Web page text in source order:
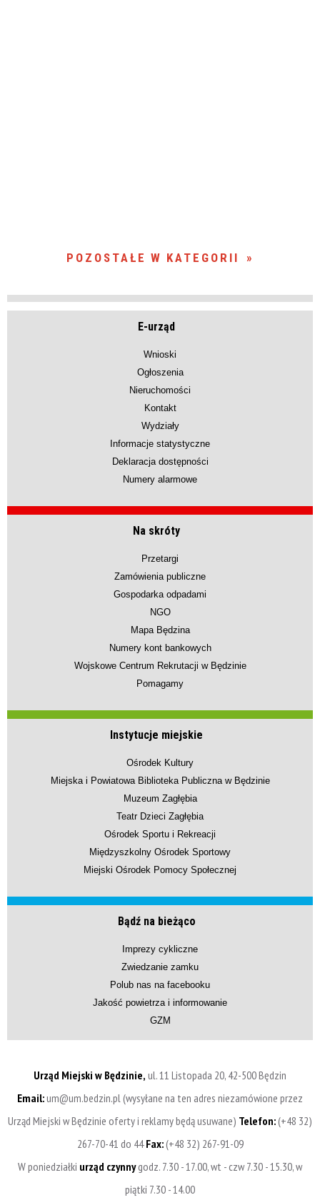
POZOSTAŁE W KATEGORII
E-urząd
Wnioski
Ogłoszenia
Nieruchomości
Kontakt
Wydziały
Informacje statystyczne
Deklaracja dostępności
Numery alarmowe
Na skróty
Przetargi
Zamówienia publiczne
Gospodarka odpadami
NGO
Mapa Będzina
Numery kont bankowych
Wojskowe Centrum Rekrutacji w Będzinie
Pomagamy
Instytucje miejskie
Ośrodek Kultury
Miejska i Powiatowa Biblioteka Publiczna w Będzinie
Muzeum Zagłębia
Teatr Dzieci Zagłębia
Ośrodek Sportu i Rekreacji
Międzyszkolny Ośrodek Sportowy
Miejski Ośrodek Pomocy Społecznej
Bądź na bieżąco
Imprezy cykliczne
Zwiedzanie zamku
Polub nas na facebooku
Jakość powietrza i informowanie
GZM
Urząd Miejski w Będzinie, ul. 11 Listopada 20, 42-500 Będzin
Email:um@um.bedzin.pl (wysyłane na ten adres niezamówione przez
Urząd Miejski w Będzinie oferty i reklamy będą usuwane) Telefon:(+48 32)
267-70-41 do 44Fax:(+48 32) 267-91-09
W poniedziałki urząd czynnygodz. 7.30 - 17.00, wt - czw 7.30 - 15.30, w
piątki 7.30 - 14.00